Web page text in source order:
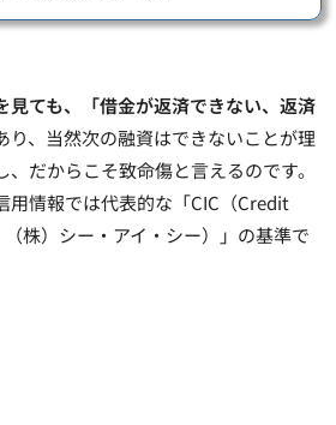
見ても、「借金が返済できない、返済
り、当然次の融資はできないことが理
だからこそ致命傷と言えるのです。
用情報では代表的な「CIC（Credit
）シー・アイ・シー）」の基準で